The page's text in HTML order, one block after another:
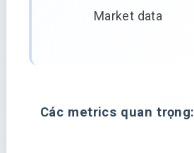
Market data
Các metrics quan trọng: